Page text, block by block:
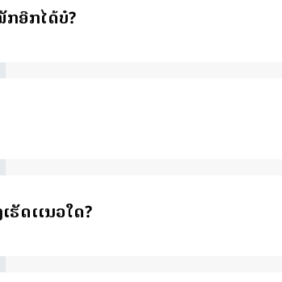
ອີກໄດ້ບໍ?
ດເເນວໃດ?